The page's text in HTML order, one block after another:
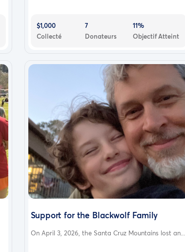
$1,000
Collecté
7
Donateurs
11%
Objectif Atteint
Support for the Blackwolf Family
On April 3, 2026, the Santa Cruz Mountains lost an...